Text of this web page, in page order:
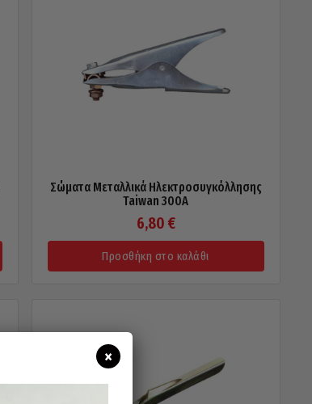
Σώματα Μεταλλικά Ηλεκτροσυγκόλλησης
Taiwan 300A
6,80 €
Προσθήκη στο καλάθι
×